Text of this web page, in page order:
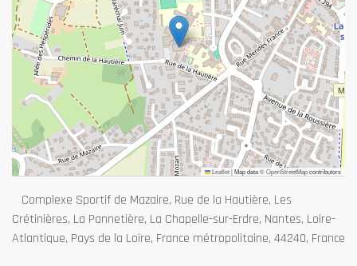
Leaflet|Map data ©OpenStreetMapcontributors
Complexe Sportif de Mazaire, Rue de la Hautière, Les
Crétinières, La Pannetière, La Chapelle-sur-Erdre, Nantes, Loire-
Atlantique, Pays de la Loire, France métropolitaine, 44240, France